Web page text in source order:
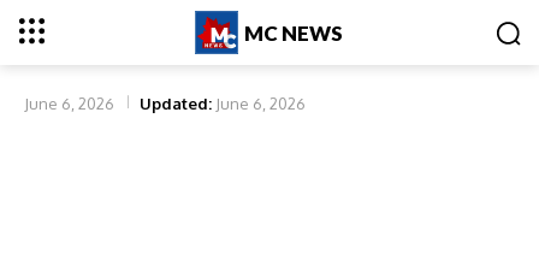
MC NEWS
June 6, 2026 Updated: June 6, 2026